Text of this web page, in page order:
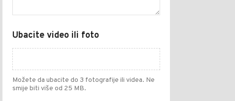
Ubacite video ili foto
Možete da ubacite do 3 fotografije ili videa. Ne
smije biti više od 25 MB.